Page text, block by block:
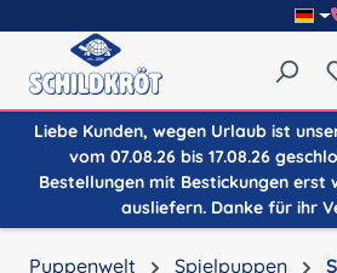
Liebe Kunden, wegen Urlaub ist
vom 07.08.26 bis 17.08.26
Bestellungen mit Bestickungen erst
ausliefern. Danke für ihr
Puppenwelt Spielpuppen